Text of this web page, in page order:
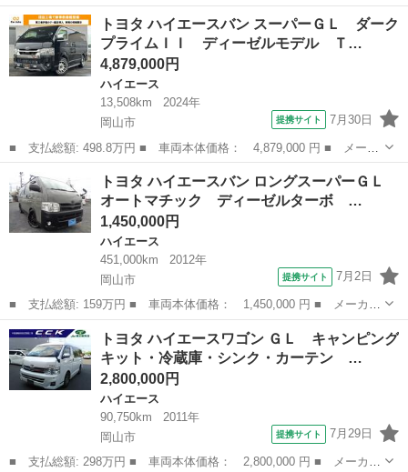
名： トヨタ ■ 車種名： ハイエースワゴン ■ グレード名： Ｇ
Ｌ 登録済未使用車・禁煙車・ 全周囲カメラ ナビ ＴＶ オート
クルーズコ...
岡山 都窪郡 ハイエース
トヨタ ハイエースバン スーパーＧＬ ダーク
プライムＩＩ ディーゼルモデル Ｔ…
4,879,000円
ハイエース
13,508km
2024年
岡山市
提携サイト 7月30日
■ 支払総額: 498.8万円 ■ 車両本体価格： 4,879,000 円 ■ メーカ
ー名： トヨタ ■ 車種名： ハイエースバン ■ グレード名： ス
ーパーＧＬ ダークプライムＩＩ ディーゼルモデル ＴＲＤフルエ
アロ 寒...
岡山 ハイエース
トヨタ ハイエースバン ロングスーパーＧＬ
オートマチック ディーゼルターボ …
1,450,000円
ハイエース
451,000km
2012年
岡山市
提携サイト 7月2日
■ 支払総額: 159万円 ■ 車両本体価格： 1,450,000 円 ■ メーカー
名： トヨタ ■ 車種名： ハイエースバン ■ グレード名： ロン
グスーパーＧＬ オートマチック ディーゼルターボ パワステ パ
ワーウィン...
岡山 岡山市 ハイエース
トヨタ ハイエースワゴン ＧＬ キャンピング
キット・冷蔵庫・シンク・カーテン …
2,800,000円
ハイエース
90,750km
2011年
岡山市
提携サイト 7月29日
■ 支払総額: 298万円 ■ 車両本体価格： 2,800,000 円 ■ メーカー